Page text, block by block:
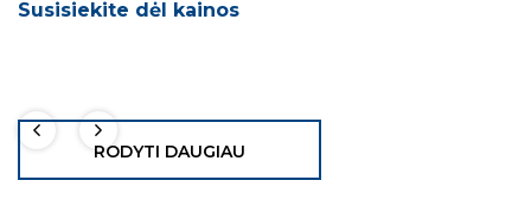
Susisiekite dėl kainos
RODYTI DAUGIAU